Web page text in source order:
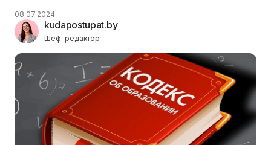
kudapostupat.by
Шеф-редактор
08.07.2024